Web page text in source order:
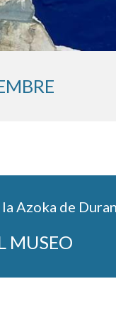
Azoka de
MUSEO